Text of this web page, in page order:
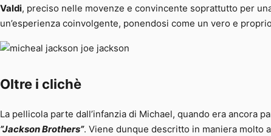
Valdi, preciso nelle movenze e convincente soprattutto per
un’esperienza coinvolgente, ponendosi come un vero e
Oltre i clichè
La pellicola parte dall’infanzia di Michael, quando era ancora
”Jackson Brothers”. Viene dunque descritto in maniera molto